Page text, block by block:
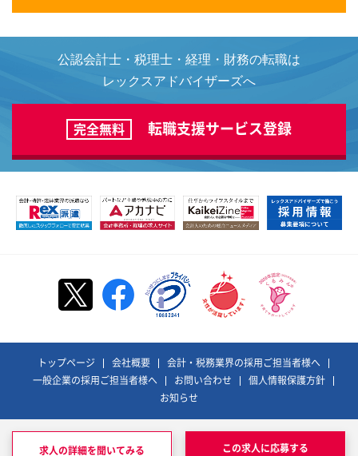
求人の詳細を聞いてみる この求人に応募する
公認会計士・税理士・経理・財務の転職は
レックスアドバイザーズへ
完全無料 転職支援サービス登録
トップページ 会社概要
会計・税務業界の採用ご担当者様へ
一般企業の採用ご担当者様へ
お問い合わせ
個人情報保護方針
お知らせ
レックスアドバイザーズおよびそのロゴは、